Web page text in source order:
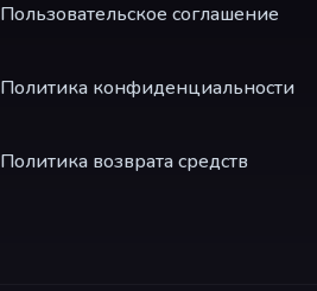
Пользовательское соглашение
Политика конфиденциальности
Политика возврата средств